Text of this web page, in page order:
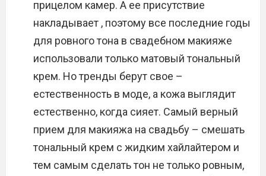
прицелом камер. А ее присутствие
накладывает , поэтому все последние годы
для ровного тона в свадебном макияже
использовали только матовый тональный
крем. Но тренды берут свое –
естественность в моде, а кожа выглядит
естественно, когда сияет. Самый верный
прием для макияжа на свадьбу – смешать
тональный крем с жидким хайлайтером и
тем самым сделать тон не только ровным,